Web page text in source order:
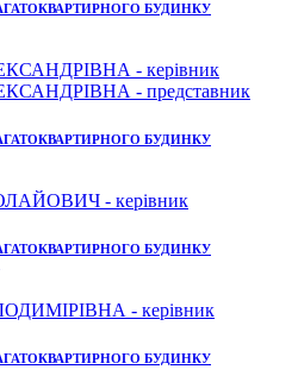
БУДИНКУ
- керівник
- представник
БУДИНКУ
- керівник
БУДИНКУ
- керівник
БУДИНКУ